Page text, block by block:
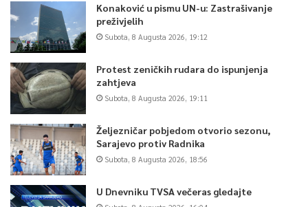
Konaković u pismu UN-u: Zastrašivanje
preživjelih
Subota, 8 Augusta 2026, 19:12
Protest zeničkih rudara do ispunjenja
zahtjeva
Subota, 8 Augusta 2026, 19:11
Željezničar pobjedom otvorio sezonu,
Sarajevo protiv Radnika
Subota, 8 Augusta 2026, 18:56
U Dnevniku TVSA večeras gledajte